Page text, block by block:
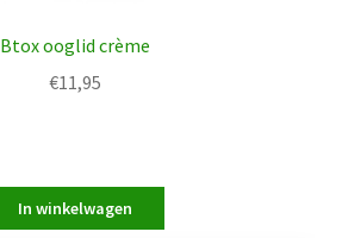
Btox ooglid crème
€11,95